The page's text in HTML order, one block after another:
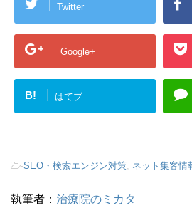
Twitter
Google+
B! はてブ
-SEO・検索エンジン対策, ネット集客情
執筆者： 治療院のミカタ